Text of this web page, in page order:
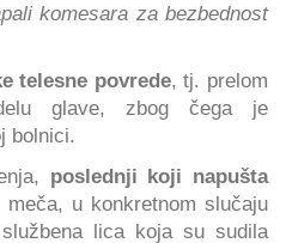
komesara za bezbednost
telesne povrede, tj. prelom
glave, zbog čega je
bolnici.
poslednji koji napušta
u konkretnom slučaju
lica koja su sudila